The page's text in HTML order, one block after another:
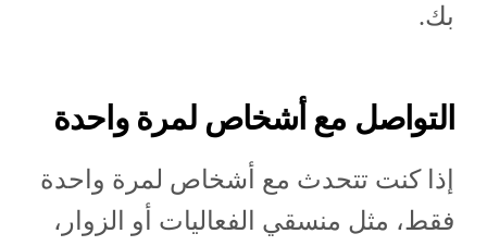
بك.
التواصل مع أشخاص لمرة واحدة
إذا كنت تتحدث مع أشخاص لمرة واحدة
فقط، مثل منسقي الفعاليات أو الزوار،